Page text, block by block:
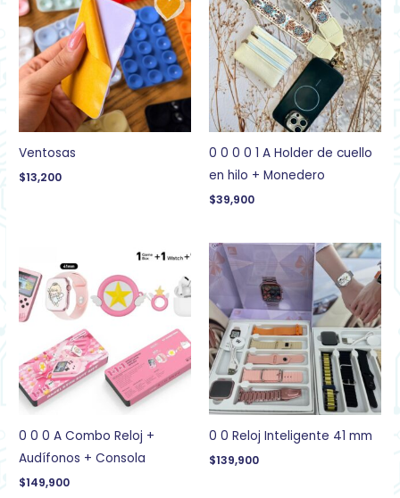
Ventosas
$13,200
0 0 0 0 1 A Holder de cuello
en hilo + Monedero
$39,900
0 0 0 A Combo Reloj +
Audífonos + Consola
$149,900
0 0 Reloj Inteligente 41 mm
$139,900